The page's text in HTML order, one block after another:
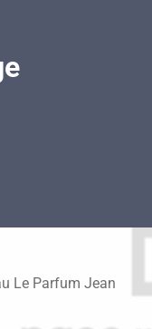
Le Parfum Jean